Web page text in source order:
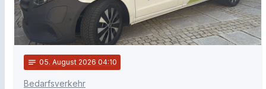
notes 05. August 2026 04:10
Bedarfsverkehr